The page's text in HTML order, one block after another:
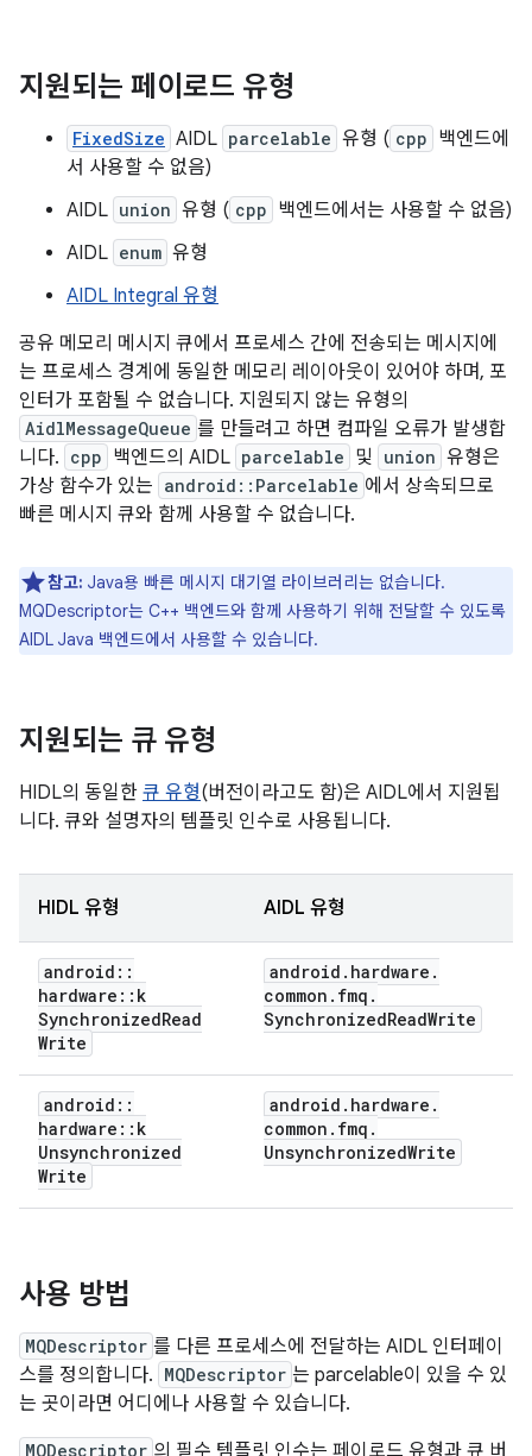
지원되는 페이로드 유형
FixedSize AIDL parcelable 유형 ( cpp 백엔드에
서 사용할 수 없음)
AIDL union 유형 ( cpp 백엔드에서는 사용할 수 없음)
AIDL enum 유형
AIDL Integral 유형
공유 메모리 메시지 큐에서 프로세스 간에 전송되는 메시지에
는 프로세스 경계에 동일한 메모리 레이아웃이 있어야 하며, 포
인터가 포함될 수 없습니다. 지원되지 않는 유형의
AidlMessageQueue 를 만들려고 하면 컴파일 오류가 발생합
니다. cpp 백엔드의 AIDL parcelable 및 union 유형은
가상 함수가 있는 android::Parcelable 에서 상속되므로
빠른 메시지 큐와 함께 사용할 수 없습니다.
참고: Java용 빠른 메시지 대기열 라이브러리는 없습니다.
MQDescriptor는 C++ 백엔드와 함께 사용하기 위해 전달할 수 있도록
AIDL Java 백엔드에서 사용할 수 있습니다.
지원되는 큐 유형
HIDL의 동일한 큐 유형(버전이라고도 함)은 AIDL에서 지원됩
니다. 큐와 설명자의 템플릿 인수로 사용됩니다.
HIDL 유형 AIDL 유형
android ::
hardware :: k
SynchronizedRead
Write
android . hardware .
common . fmq .
SynchronizedReadWrite
android ::
hardware :: k
Unsynchronized
Write
android . hardware .
common . fmq .
UnsynchronizedWrite
사용 방법
MQDescriptor 를 다른 프로세스에 전달하는 AIDL 인터페이
스를 정의합니다. MQDescriptor 는 parcelable이 있을 수 있
는 곳이라면 어디에나 사용할 수 있습니다.
MQDescriptor 의 필수 템플릿 인수는 페이로드 유형과 큐 버